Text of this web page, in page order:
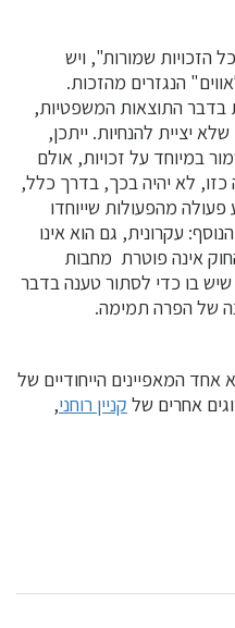
הזכויות שמורות", ויש
הנגזרים מהזכות.
בדבר התוצאות המשפטיות,
יציית להנחיות. ייתכן,
במיוחד על זכויות, אולם
לא יהיה בכך, בדרך כלל,
מהפעולות שייוחדו
עקרונית, גם הוא אינו
אינה פוטרת מחבות
בו כדי לסתור טענה בדבר
של הפרה תמימה.
המאפיינים הייחודיים של
אחרים של קניין רוחני,